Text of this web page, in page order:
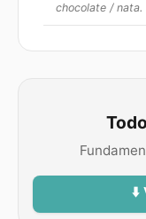
chocolate / nata.
⬇️